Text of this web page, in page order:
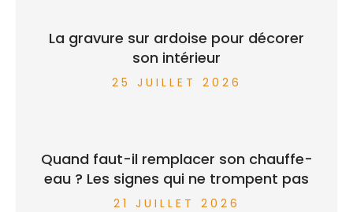
La gravure sur ardoise pour décorer
son intérieur
25 JUILLET 2026
Quand faut-il remplacer son chauffe-
eau ? Les signes qui ne trompent pas
21 JUILLET 2026